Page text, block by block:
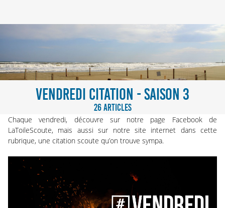
VENDREDI CITATION - SAISON 3
26 ARTICLES
Chaque vendredi, découvre sur notre page Facebook de
LaToileScoute, mais aussi sur notre site internet dans cette
rubrique, une citation scoute qu’on trouve sympa.